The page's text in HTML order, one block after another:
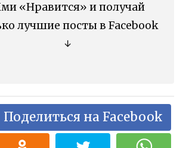
«Нравится» и получай
лучшие посты в Facebook
↓
Поделиться на Facebook